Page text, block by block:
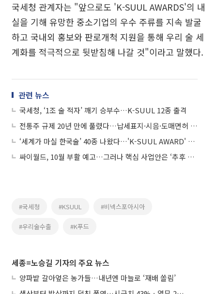
국세청 관계자는 "앞으로도 'K-SUUL AWARDS'의 내
실을 기해 유망한 중소기업의 우수 주류를 지속 발굴
하고 국내외 홍보와 판로개척 지원을 통해 우리 술 세
계화를 적극적으로 뒷받침해 나갈 것"이라고 말했다.
관련 뉴스
국세청, ‘1조 술 적자’ 깨기 승부수…K-SUUL 12종 출격
전통주 규제 20년 만에 풀렸다…납세표지·시음·도매면허 ‘3대 족쇄’ 해제
‘세계가 마실 한국술’ 40종 나왔다…'K-SUUL AWARD' 1차 통과작 전격 공개
싸이월드, 10월 부활 예고…그러나 핵심 사업안은 ‘추후 공개’
#국세청 #KSUUL #비넥스포아시아
#우리술수출 #K푸드
세종=노승길 기자의 주요 뉴스
양파밭 갈아엎은 농가들…내년엔 마늘로 ‘재배 쏠림’